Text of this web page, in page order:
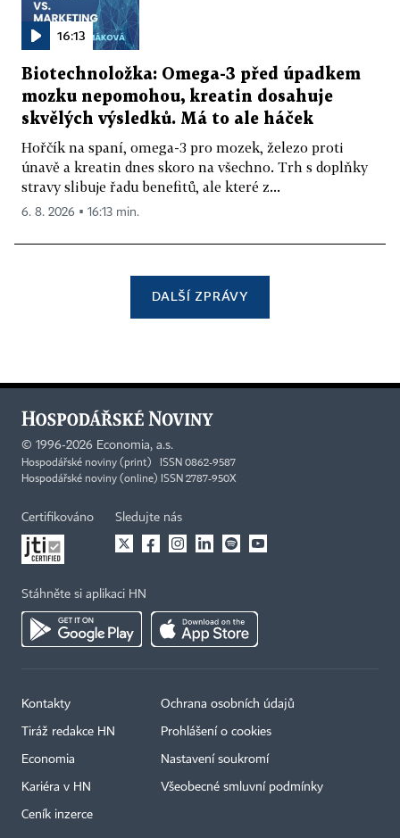
16:13
Biotechnoložka: Omega-3 před úpadkem
mozku nepomohou, kreatin dosahuje
skvělých výsledků. Má to ale háček
Hořčík na spaní, omega-3 pro mozek, železo proti
únavě a kreatin dnes skoro na všechno. Trh s doplňky
stravy slibuje řadu benefitů, ale které z...
6. 8. 2026 ▪ 16:13 min.
DALŠÍ ZPRÁVY
© 1996-2026 Economia, a.s.
Hospodářské noviny (print) ISSN 0862-9587
Hospodářské noviny (online) ISSN 2787-950X
Certifikováno Sledujte nás
Stáhněte si aplikaci HN
Kontakty
Tiráž redakce HN
Economia
Kariéra v HN
Ceník inzerce
Ochrana osobních údajů
Prohlášení o cookies
Nastavení soukromí
Všeobecné smluvní podmínky